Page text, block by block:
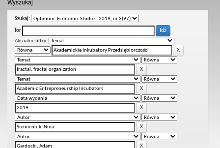
Wyszukaj
Szukaj:
for
Aktualne filtry: